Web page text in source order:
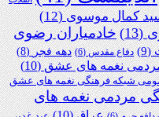
کمال موسوی(12)
(13)
خادمیاران رضوی
(9) دفاع مقدس(6) دهه فجر(8)
نغمه های عشق(10)
شبکه فرهنگی نغمه های عشق
مردمی نغمه های